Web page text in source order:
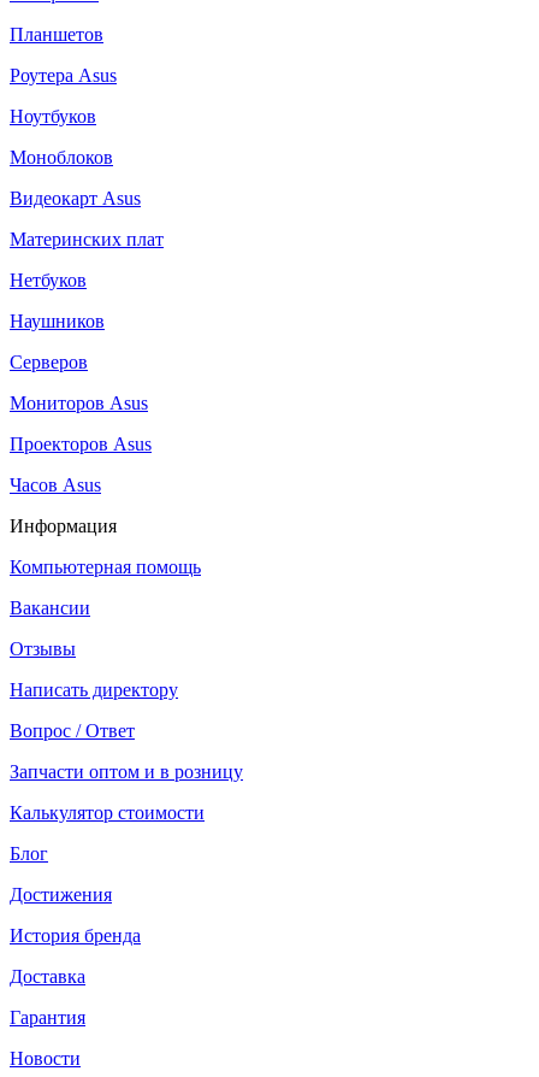
Планшетов
Роутера Asus
Ноутбуков
Моноблоков
Видеокарт Asus
Материнских плат
Нетбуков
Наушников
Серверов
Мониторов Asus
Проекторов Asus
Часов Asus
Информация
Компьютерная помощь
Вакансии
Отзывы
Написать директору
Вопрос / Ответ
Запчасти оптом и в розницу
Калькулятор стоимости
Блог
Достижения
История бренда
Доставка
Гарантия
Новости